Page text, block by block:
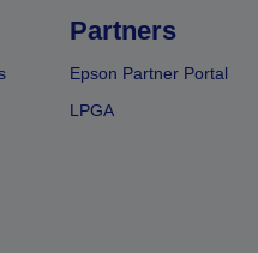
Partners
Epson Partner Portal
LPGA